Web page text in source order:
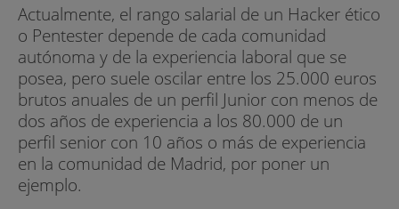
Actualmente, el rango salarial de un Hacker ético
o Pentester depende de cada comunidad
autónoma y de la experiencia laboral que se
posea, pero suele oscilar entre los 25.000 euros
brutos anuales de un perfil Junior con menos de
dos años de experiencia a los 80.000 de un
perfil senior con 10 años o más de experiencia
en la comunidad de Madrid, por poner un
ejemplo.